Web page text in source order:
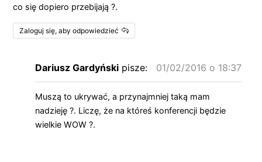
co się dopiero przebijają ?.
Zaloguj się, aby odpowiedzieć
Dariusz Gardyński pisze: 01/02/2016 o 18:37
Muszą to ukrywać, a przynajmniej taką mam
nadzieję ?. Liczę, że na któreś konferencji będzie
wielkie WOW ?.